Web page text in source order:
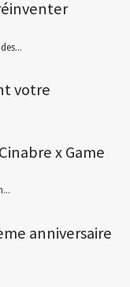
votre
x Game
anniversaire